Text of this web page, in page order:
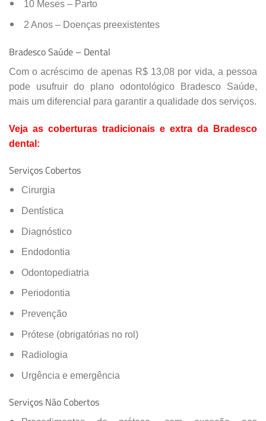
10 Meses – Parto
2 Anos – Doenças preexistentes
Bradesco Saúde – Dental
Com o acréscimo de apenas R$ 13,08 por vida, a pessoa
pode usufruir do plano odontológico Bradesco Saúde,
mais um diferencial para garantir a qualidade dos serviços.
Veja as coberturas tradicionais e extra da Bradesco
dental:
Serviços Cobertos
Cirurgia
Dentística
Diagnóstico
Endodontia
Odontopediatria
Periodontia
Prevenção
Prótese (obrigatórias no rol)
Radiologia
Urgência e emergência
Serviços Não Cobertos